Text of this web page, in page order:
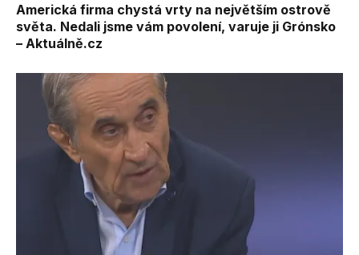
Americká firma chystá vrty na největším ostrově
světa. Nedali jsme vám povolení, varuje ji Grónsko
– Aktuálně.cz